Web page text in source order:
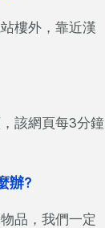
樓外，靠近漢
該網頁每3分鐘
辦?
品，我們一定